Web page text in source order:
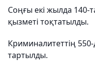
Соңғы екі жылда 140-
қызметі тоқтатылды.
Криминалитеттің
тартылды.